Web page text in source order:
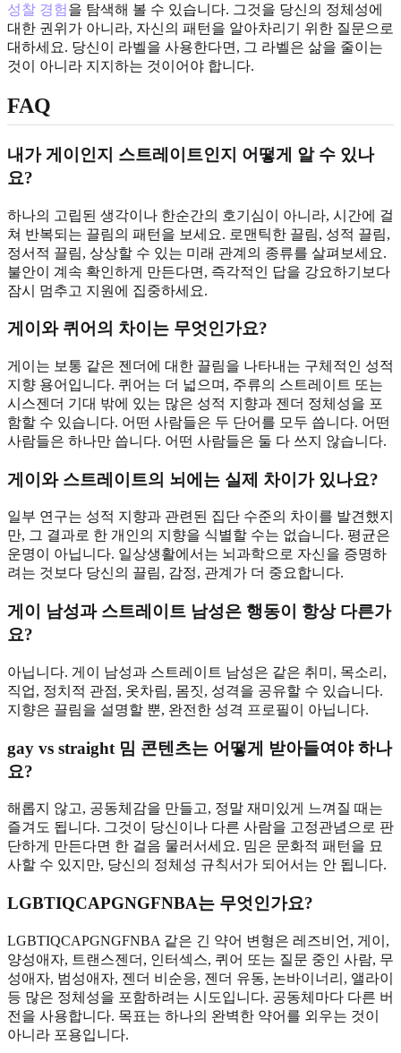
성찰 경험을 탐색해 볼 수 있습니다. 그것을 당신의 정체성에
대한 권위가 아니라, 자신의 패턴을 알아차리기 위한 질문으로
대하세요. 당신이 라벨을 사용한다면, 그 라벨은 삶을 줄이는
것이 아니라 지지하는 것이어야 합니다.
FAQ
내가 게이인지 스트레이트인지 어떻게 알 수 있나
요?
하나의 고립된 생각이나 한순간의 호기심이 아니라, 시간에 걸
쳐 반복되는 끌림의 패턴을 보세요. 로맨틱한 끌림, 성적 끌림,
정서적 끌림, 상상할 수 있는 미래 관계의 종류를 살펴보세요.
불안이 계속 확인하게 만든다면, 즉각적인 답을 강요하기보다
잠시 멈추고 지원에 집중하세요.
게이와 퀴어의 차이는 무엇인가요?
게이는 보통 같은 젠더에 대한 끌림을 나타내는 구체적인 성적
지향 용어입니다. 퀴어는 더 넓으며, 주류의 스트레이트 또는
시스젠더 기대 밖에 있는 많은 성적 지향과 젠더 정체성을 포
함할 수 있습니다. 어떤 사람들은 두 단어를 모두 씁니다. 어떤
사람들은 하나만 씁니다. 어떤 사람들은 둘 다 쓰지 않습니다.
게이와 스트레이트의 뇌에는 실제 차이가 있나요?
일부 연구는 성적 지향과 관련된 집단 수준의 차이를 발견했지
만, 그 결과로 한 개인의 지향을 식별할 수는 없습니다. 평균은
운명이 아닙니다. 일상생활에서는 뇌과학으로 자신을 증명하
려는 것보다 당신의 끌림, 감정, 관계가 더 중요합니다.
게이 남성과 스트레이트 남성은 행동이 항상 다른가
요?
아닙니다. 게이 남성과 스트레이트 남성은 같은 취미, 목소리,
직업, 정치적 관점, 옷차림, 몸짓, 성격을 공유할 수 있습니다.
지향은 끌림을 설명할 뿐, 완전한 성격 프로필이 아닙니다.
gay vs straight 밈 콘텐츠는 어떻게 받아들여야 하나
요?
해롭지 않고, 공동체감을 만들고, 정말 재미있게 느껴질 때는
즐겨도 됩니다. 그것이 당신이나 다른 사람을 고정관념으로 판
단하게 만든다면 한 걸음 물러서세요. 밈은 문화적 패턴을 묘
사할 수 있지만, 당신의 정체성 규칙서가 되어서는 안 됩니다.
LGBTIQCAPGNGFNBA는 무엇인가요?
LGBTIQCAPGNGFNBA 같은 긴 약어 변형은 레즈비언, 게이,
양성애자, 트랜스젠더, 인터섹스, 퀴어 또는 질문 중인 사람, 무
성애자, 범성애자, 젠더 비순응, 젠더 유동, 논바이너리, 앨라이
등 많은 정체성을 포함하려는 시도입니다. 공동체마다 다른 버
전을 사용합니다. 목표는 하나의 완벽한 약어를 외우는 것이
아니라 포용입니다.